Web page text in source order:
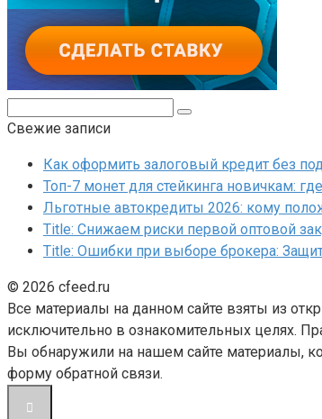
Свежие записи
Как оформить залоговый кредит без
Топ-7 монет для стейкинга новичкам:
Льготные автокредиты 2026: кому
Title: Снижаем риски первой оптовой
Title: Ошибки при выборе брокера:
© 2026 cfeed.ru
Все материалы на данном сайте взяты из
исключительно в ознакомительных целях.
Вы обнаружили на нашем сайте материалы,
форму обратной связи.